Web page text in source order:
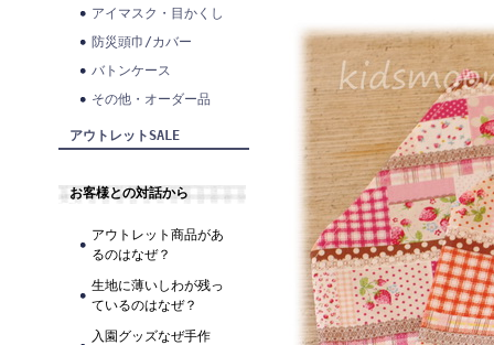
アイマスク・目かくし
防災頭巾/カバー
バトンケース
その他・オーダー品
アウトレットSALE
お客様との対話から
アウトレット商品があ
るのはなぜ？
生地に薄いしわが残っ
ているのはなぜ？
入園グッズなぜ手作